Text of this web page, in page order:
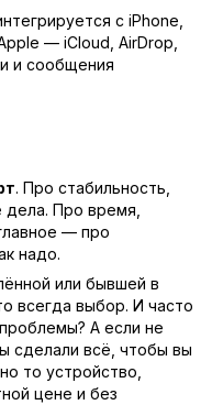
с iPhone,
— iCloud, AirDrop,
и сообщения
. Про стабильность,
Про время,
— про
надо.
или бывшей в
всегда выбор. И часто
А если не
сделали всё, чтобы вы
то устройство,
цене и без